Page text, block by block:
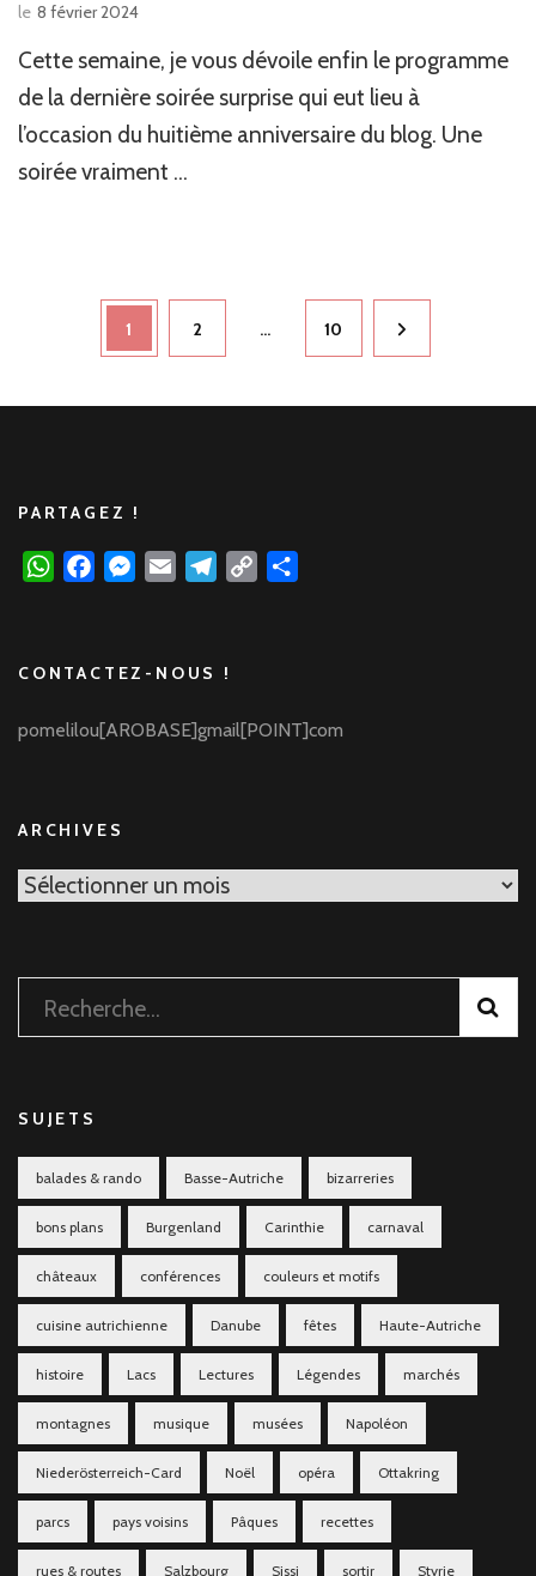
le 8 février 2024
Cette semaine, je vous dévoile enfin le programme
de la dernière soirée surprise qui eut lieu à
l’occasion du huitième anniversaire du blog. Une
soirée vraiment …
Navigation
Page
1 Page
2 … Page
10
PARTAGEZ !
WhatsAppFacebookMessenger
Email Telegram
Copy
CONTACTEZ-NOUS !
pomelilou[AROBASE]gmail[POINT]com
ARCHIVES
Archives
Rechercher :
SUJETS
balades & rando Basse-Autriche bizarreries
bons plans Burgenland Carinthie carnaval
châteaux conférences couleurs et motifs
cuisine autrichienne Danube fêtes Haute-Autriche
histoire Lacs Lectures Légendes marchés
montagnes musique musées Napoléon
Niederösterreich-Card Noël opéra Ottakring
parcs pays voisins Pâques recettes
rues & routes Salzbourg Sissi sortir Styrie